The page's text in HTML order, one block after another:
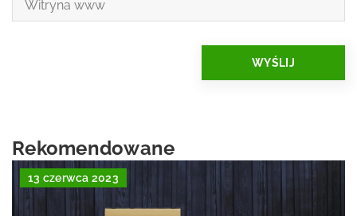
Rekomendowane
13 czerwca 2023